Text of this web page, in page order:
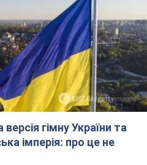
гімну України та
імперія: про це не